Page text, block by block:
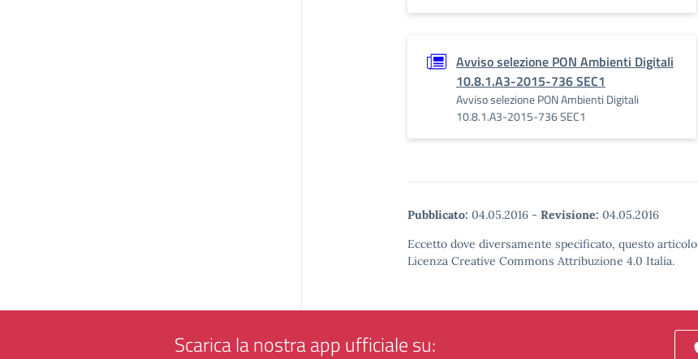
Avviso selezione PON Ambienti Digitali
10.8.1.A3-2015-736 SEC1
Avviso selezione PON Ambienti Digitali
10.8.1.A3-2015-736 SEC1
Pubblicato: 04.05.2016 - Revisione: 04.05.2016
Eccetto dove diversamente specificato, questo
Licenza Creative Commons Attribuzione 4.0 Italia.
Scarica la nostra app ufficiale su: